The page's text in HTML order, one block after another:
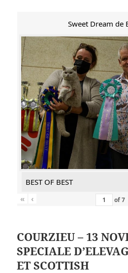
Sweet Dream de
BEST OF BEST
«
‹ of7
COURZIEU – 13
SPECIALE
ET SCOTTISH